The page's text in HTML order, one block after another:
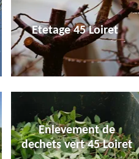
Etetage 45 Loiret
Enlevement de
dechets vert 45 Loiret